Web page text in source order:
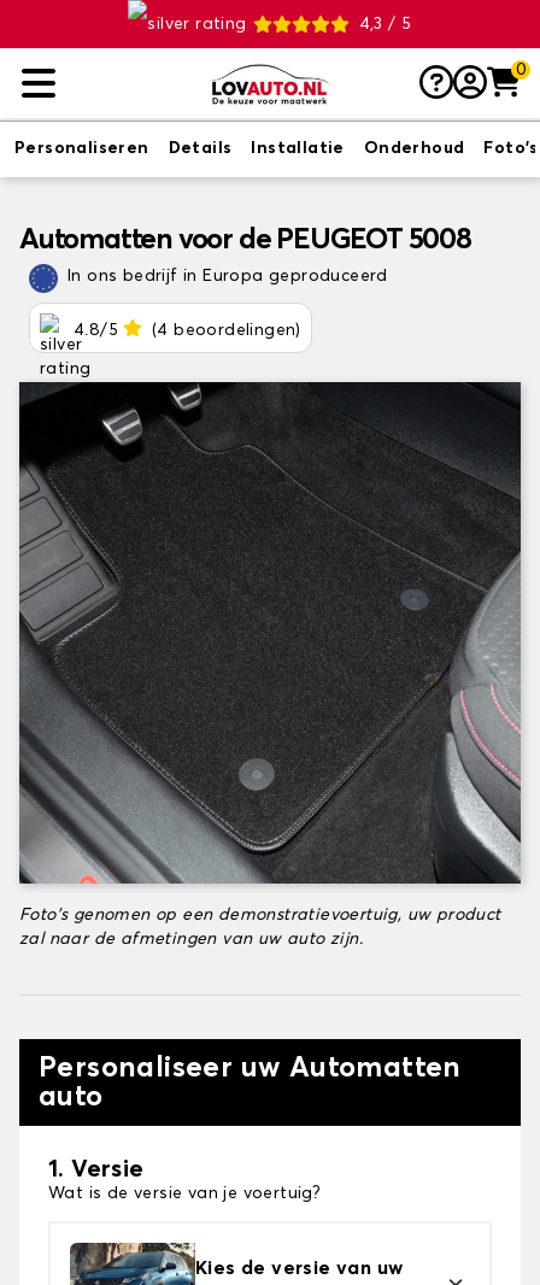
4,3 / 5
0
Personaliseren Details Installatie Onderhoud Foto's
Automatten voor de PEUGEOT 5008
In ons bedrijf in Europa geproduceerd
4.8/5 (4 beoordelingen)
Foto's genomen op een demonstratievoertuig, uw product
zal naar de afmetingen van uw auto zijn.
Personaliseer uw Automatten
auto
1. Versie
Wat is de versie van je voertuig?
Kies de versie van uw